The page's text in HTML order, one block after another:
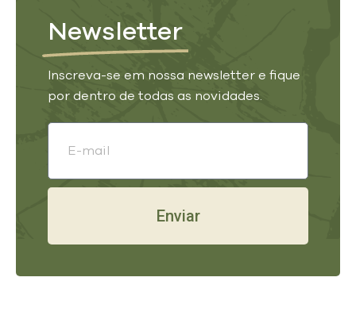
Newsletter
Inscreva-se em nossa newsletter e fique
por dentro de todas as novidades.
Enviar